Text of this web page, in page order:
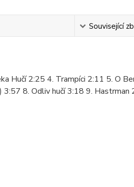
Související
Hučí 2:25 4. Trampíci 2:11 5. O
3:57 8. Odliv hučí 3:18 9.